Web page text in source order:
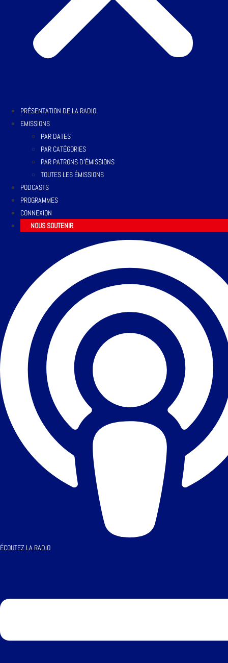
PRÉSENTATION DE LA RADIO
EMISSIONS
PAR DATES
PAR CATÉGORIES
PAR PATRONS D’ÉMISSIONS
TOUTES LES ÉMISSIONS
PODCASTS
PROGRAMMES
CONNEXION
NOUS SOUTENIR
ÉCOUTEZ LA RADIO